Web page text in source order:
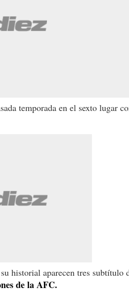
temporada en el sexto lugar
historial aparecen tres subtítulo
de la AFC.